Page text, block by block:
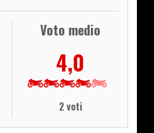
Voto medio
4,0
2 voti